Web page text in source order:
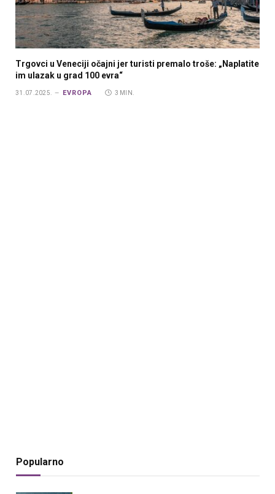
Trgovci u Veneciji očajni jer turisti premalo troše: „Naplatite
im ulazak u grad 100 evra“
31.07.2025. EVROPA 3 MIN.
Popularno